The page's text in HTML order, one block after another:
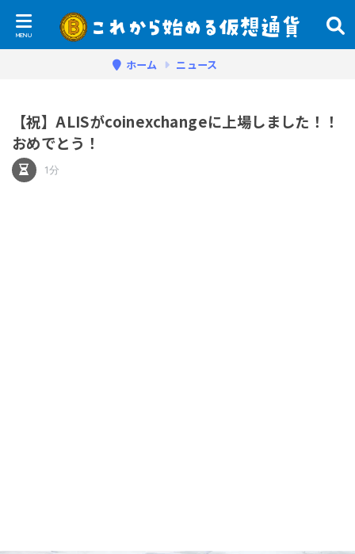
ホーム ニュース
【祝】ALISがcoinexchangeに上場しました！！
おめでとう！
1分